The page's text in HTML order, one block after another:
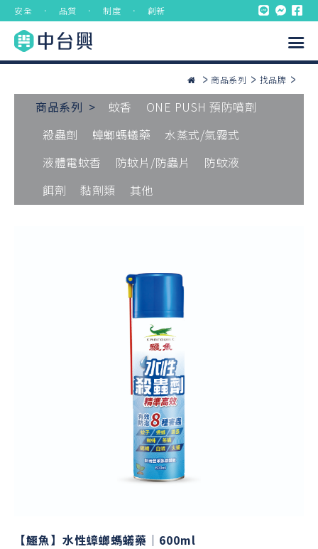
安全 ． 品質 ． 制度 ． 創新
商品系列 找品牌
商品系列 > 蚊香
ONE PUSH 預防噴劑
殺蟲劑
蟑螂螞蟻藥
水蒸式/氣霧式
液體電蚊香
防蚊片/防蟲片
防蚊液
餌劑
黏劑類 其他
【鱷魚】水性蟑螂螞蟻藥｜600ml